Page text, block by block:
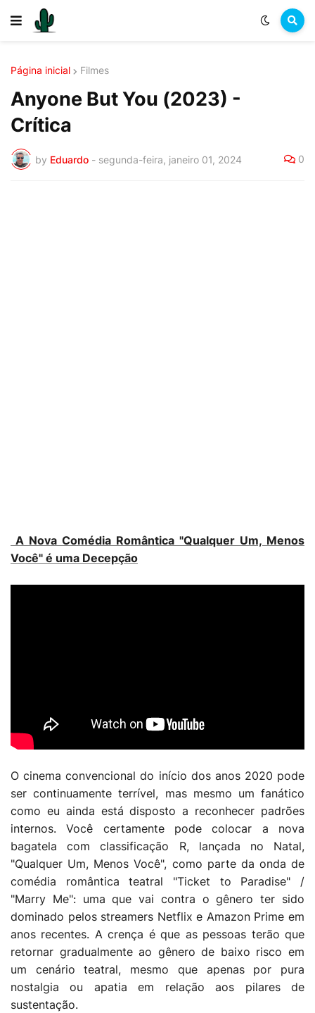
Página inicial Filmes
Anyone But You (2023) -
Crítica
by Eduardo - segunda-feira, janeiro 01, 2024 0
A Nova Comédia Romântica "Qualquer Um, Menos
Você" é uma Decepção
O cinema convencional do início dos anos 2020 pode
ser continuamente terrível, mas mesmo um fanático
como eu ainda está disposto a reconhecer padrões
internos. Você certamente pode colocar a nova
bagatela com classificação R, lançada no Natal,
"Qualquer Um, Menos Você", como parte da onda de
comédia romântica teatral "Ticket to Paradise" /
"Marry Me": uma que vai contra o gênero ter sido
dominado pelos streamers Netflix e Amazon Prime em
anos recentes. A crença é que as pessoas terão que
retornar gradualmente ao gênero de baixo risco em
um cenário teatral, mesmo que apenas por pura
nostalgia ou apatia em relação aos pilares de
sustentação.